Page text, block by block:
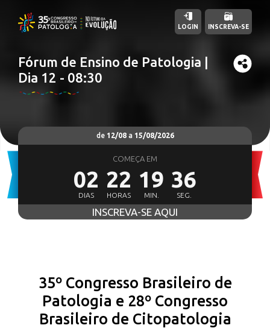
Fórum de Ensino de Patologia |
Dia 12 - 08:30
LOGIN INSCREVA-SE
de 12/08a 15/08/2026
COMEÇA EM
02
DIAS
22
HORAS
19
MIN.
35
SEG.
INSCREVA-SE AQUI
35º Congresso Brasileiro de
Patologia e 28º Congresso
Brasileiro de Citopatologia